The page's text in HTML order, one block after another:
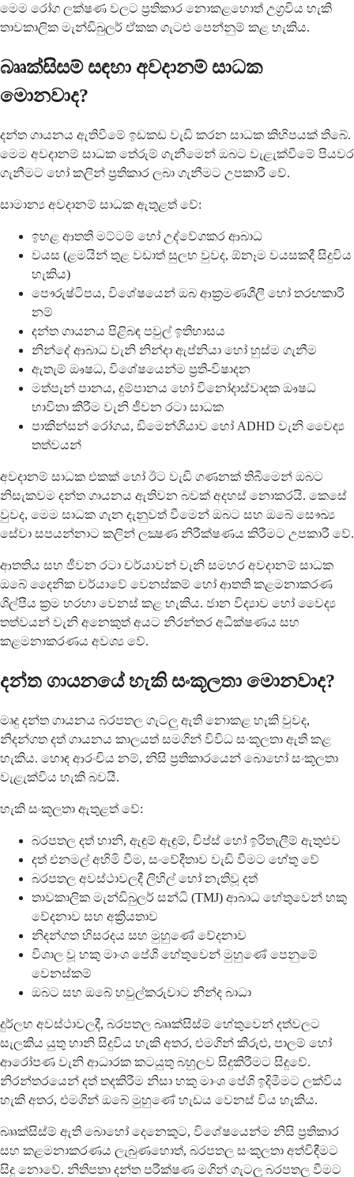
මෙම රෝග ලක්ෂණ වලට ප්‍රතිකාර නොකළහොත් උග්‍රවිය හැකි
තාවකාලික මැන්ඩිබුලර් ඒකක ගැටළු පෙන්නුම් කළ හැකිය.
බෲක්සිසම් සඳහා අවදානම් සාධක
මොනවාද?
දන්ත ගායනය ඇතිවීමේ ඉඩකඩ වැඩි කරන සාධක කිහිපයක් තිබේ.
මෙම අවදානම් සාධක තේරුම් ගැනීමෙන් ඔබට වැළැක්වීමේ පියවර
ගැනීමට හෝ කලින් ප්‍රතිකාර ලබා ගැනීමට උපකාරී වේ.
සාමාන්‍ය අවදානම් සාධක ඇතුළත් වේ:
ඉහළ ආතති මට්ටම් හෝ උද්වේගකර ආබාධ
වයස (ළමයින් තුළ වඩාත් සුලභ වුවද, ඕනෑම වයසකදී සිදුවිය
හැකිය)
පෞරුෂ්ටිපය, විශේෂයෙන් ඔබ ආක්‍රමණශීලී හෝ තරඟකාරී
නම්
දන්ත ගායනය පිළිබඳ පවුල් ඉතිහාසය
නින්දේ ආබාධ වැනි නින්දා ඇප්නියා හෝ හුස්ම ගැනීම
ඇතැම් ඖෂධ, විශේෂයෙන්ම ප්‍රති-විෂාදන
මත්පැන් පානය, දුම්පානය හෝ විනෝදාස්වාදක ඖෂධ
භාවිතා කිරීම වැනි ජීවන රටා සාධක
පාකින්සන් රෝගය, ඩිමෙන්ශියාව හෝ ADHD වැනි වෛද්‍ය
තත්වයන්
අවදානම් සාධක එකක් හෝ ඊට වැඩි ගණනක් තිබීමෙන් ඔබට
නිසැකවම දන්ත ගායනය ඇතිවන බවක් අදහස් නොකරයි. කෙසේ
වුවද, මෙම සාධක ගැන දැනුවත් වීමෙන් ඔබට සහ ඔබේ සෞඛ්‍ය
සේවා සපයන්නාට කලින් ලක්‍ෂණ නිරීක්ෂණය කිරීමට උපකාරී වේ.
ආතතිය සහ ජීවන රටා චර්යාවන් වැනි සමහර අවදානම් සාධක
ඔබේ දෛනික චර්යාවේ වෙනස්කම් හෝ ආතති කළමනාකරණ
ශිල්පීය ක්‍රම හරහා වෙනස් කළ හැකිය. ජාන විද්‍යාව හෝ වෛද්‍ය
තත්වයන් වැනි අනෙකුත් අයට නිරන්තර අධීක්ෂණය සහ
කළමනාකරණය අවශ්‍ය වේ.
දන්ත ගායනයේ හැකි සංකූලතා මොනවාද?
මෘදු දන්ත ගායනය බරපතල ගැටලු ඇති නොකළ හැකි වුවද,
නිදන්ගත දත් ගායනය කාලයත් සමගින් විවිධ සංකූලතා ඇති කළ
හැකිය. හොඳ ආරංචිය නම්, නිසි ප්‍රතිකාරයෙන් බොහෝ සංකූලතා
වැළැක්විය හැකි බවයි.
හැකි සංකූලතා ඇතුළත් වේ:
බරපතල දත් හානි, ඇඳුම් ඇඳුම්, චිප්ස් හෝ ඉරිතැලීම් ඇතුළුව
දත් එනමල් අහිමි වීම, සංවේදීතාව වැඩි වීමට හේතු වේ
බරපතල අවස්ථාවලදී ලිහිල් හෝ නැතිවූ දත්
තාවකාලික මැන්ඩිබුලර් සන්ධි (TMJ) ආබාධ හේතුවෙන් හකු
වේදනාව සහ අක්‍රියතාව
නිදන්ගත හිසරදය සහ මුහුණේ වේදනාව
විශාල වූ හකු මාංශ පේශි හේතුවෙන් මුහුණේ පෙනුමේ
වෙනස්කම්
ඔබට සහ ඔබේ හවුල්කරුවාට නින්ද බාධා
දුර්ලභ අවස්ථාවලදී, බරපතල බෲක්සිස්ම් හේතුවෙන් දත්වලට
සැලකිය යුතු හානි සිදුවිය හැකි අතර, එමගින් කිරුළු, පාලම් හෝ
ආරෝපණ වැනි ආධාරක කටයුතු බහුලව සිදුකිරීමට සිදුවේ.
නිරන්තරයෙන් දත් තදකිරීම නිසා හකු මාංශ පේශි ඉදිමීමට ලක්විය
හැකි අතර, එමගින් ඔබේ මුහුණේ හැඩය වෙනස් විය හැකිය.
බෲක්සිස්ම් ඇති බොහෝ දෙනෙකුට, විශේෂයෙන්ම නිසි ප්‍රතිකාර
සහ කළමනාකරණය ලැබුණහොත්, බරපතල සංකූලතා අත්විඳීමට
සිදු නොවේ. නිතිපතා දන්ත පරීක්ෂණ මගින් ගැටලු බරපතල වීමට